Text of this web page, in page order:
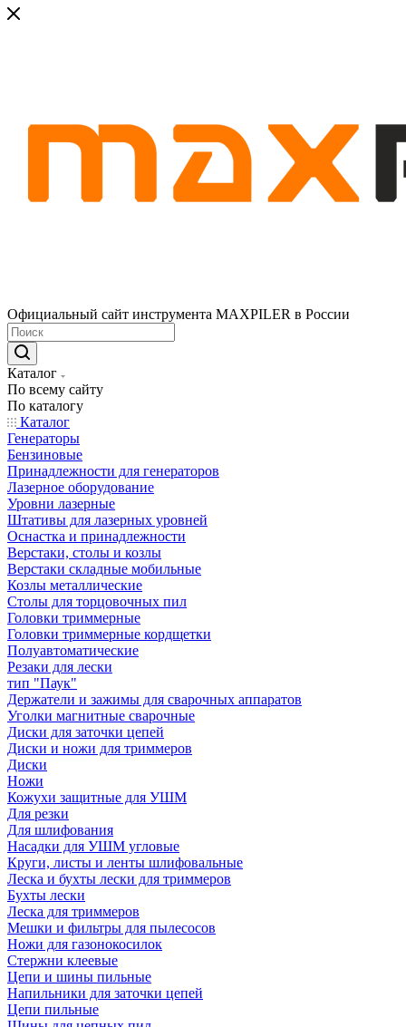
Официальный сайт инструмента MAXPILER в России
Каталог
По всему сайту
По каталогу
Каталог
Генераторы
Бензиновые
Принадлежности для генераторов
Лазерное оборудование
Уровни лазерные
Штативы для лазерных уровней
Оснастка и принадлежности
Верстаки, столы и козлы
Верстаки складные мобильные
Козлы металлические
Столы для торцовочных пил
Головки триммерные
Головки триммерные кордщетки
Полуавтоматические
Резаки для лески
тип "Паук"
Держатели и зажимы для сварочных аппаратов
Уголки магнитные сварочные
Диски для заточки цепей
Диски и ножи для триммеров
Диски
Ножи
Кожухи защитные для УШМ
Для резки
Для шлифования
Насадки для УШМ угловые
Круги, листы и ленты шлифовальные
Леска и бухты лески для триммеров
Бухты лески
Леска для триммеров
Мешки и фильтры для пылесосов
Ножи для газонокосилок
Стержни клеевые
Цепи и шины пильные
Напильники для заточки цепей
Цепи пильные